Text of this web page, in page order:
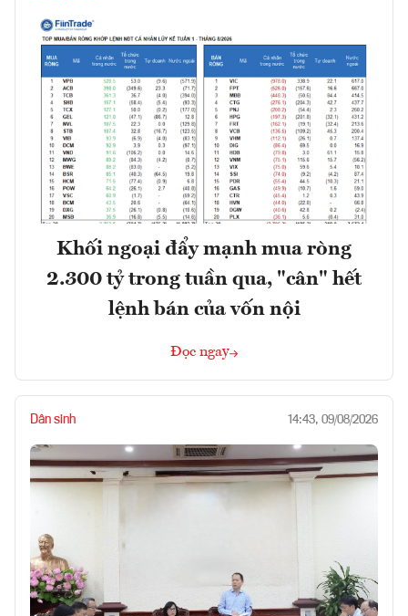
Khối ngoại đẩy mạnh mua ròng
2.300 tỷ trong tuần qua, "cân" hết
lệnh bán của vốn nội
Đọc ngay
Dân sinh 14:43, 09/08/2026